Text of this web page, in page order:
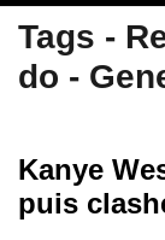
Tags -
do -
Kanye
puis